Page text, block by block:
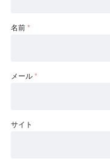
名前 *
メール *
サイト